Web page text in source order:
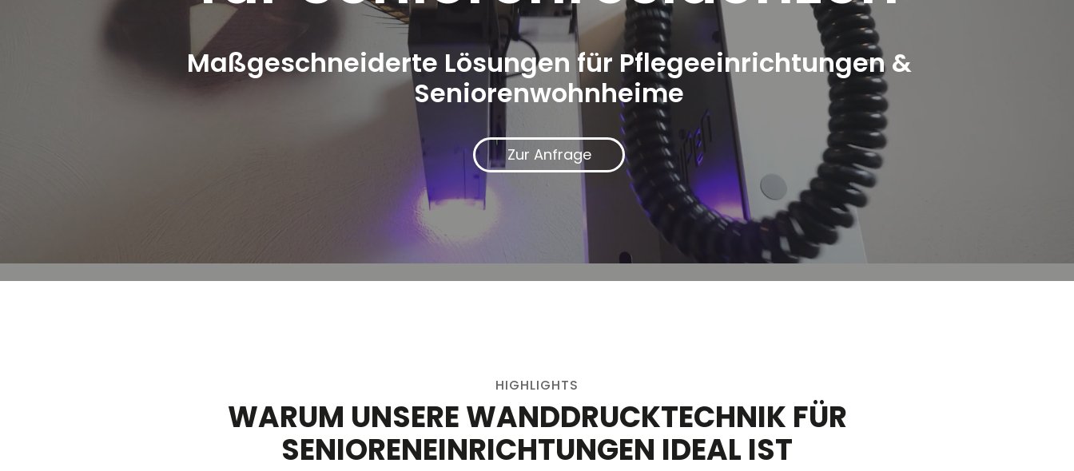
Maßgeschneiderte Lösungen für Pflegeeinrichtungen &
Seniorenwohnheime
Zur Anfrage
HIGHLIGHTS
WARUM UNSERE WANDDRUCKTECHNIK FÜR
SENIORENEINRICHTUNGEN IDEAL IST